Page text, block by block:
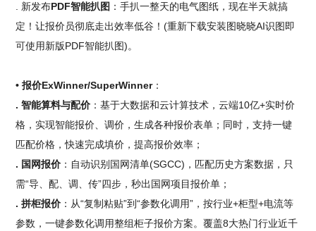
. 新发布PDF智能扒图 ：手扒一整天的电气图纸，现在半天就搞
定！让报价员彻底走出效率低谷！(重新下载安装图晓晓AI识图即
可使用新版PDF智能扒图)。
• 报价ExWinner/SuperWinner：
. 智能算料与配价 ：基于大数据和云计算技术，云端10亿+实时价
格，实现智能报价、调价，生成各种报价表单；同时，支持一键
匹配价格，快速完成填价，提高报价效率；
. 国网报价 ：自动识别国网清单(SGCC)，匹配历史方案数据，只
需“导、配、调、传”四步，秒出国网项目报价单；
. 拼柜报价 ：从“复制粘贴”到“参数化调用”，按行业+柜型+电流等
参数，一键参数化调用整组柜子报价方案。覆盖8大热门行业近千